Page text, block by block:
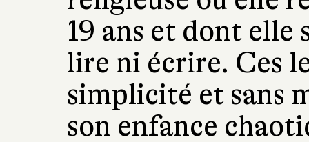
19 ans et dont elle
lire ni écrire. Ces
simplicité et sans
son enfance